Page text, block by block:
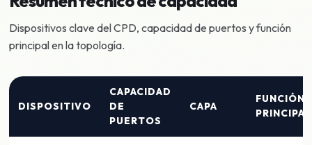
Dispositivos clave del CPD, capacidad de puertos y función
principal en la topología.
DISPOSITIVO
CAPACIDAD
DE
PUERTOS
CAPA
FUNCIÓN
PRINCIPAL